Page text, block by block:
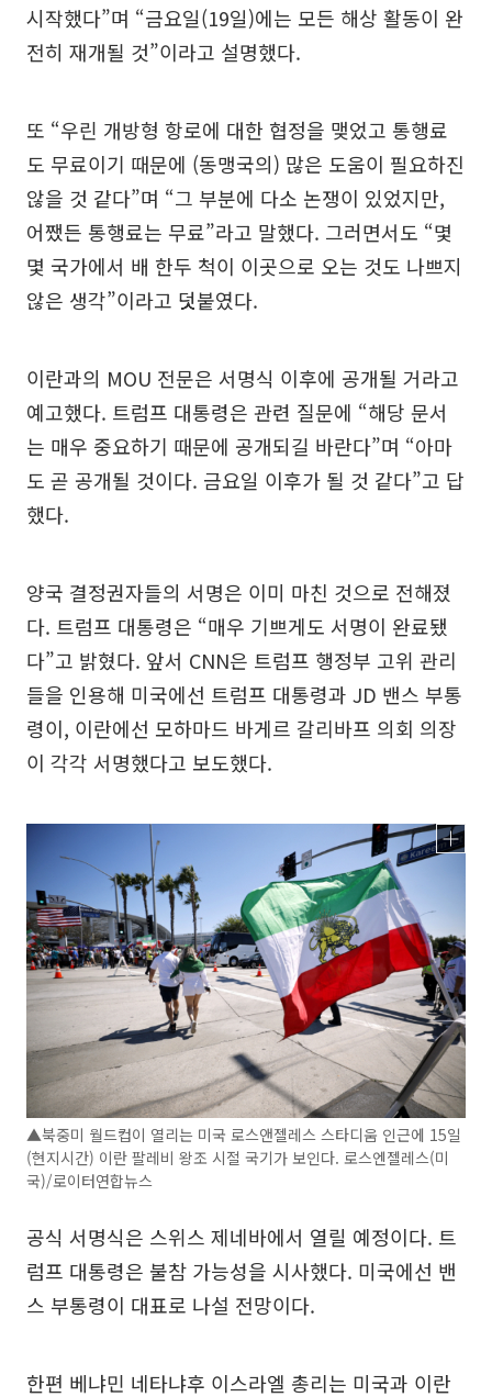
시작했다”며 “금요일(19일)에는 모든 해상 활동이 완
전히 재개될 것”이라고 설명했다.
또 “우린 개방형 항로에 대한 협정을 맺었고 통행료
도 무료이기 때문에 (동맹국의) 많은 도움이 필요하진
않을 것 같다”며 “그 부분에 다소 논쟁이 있었지만,
어쨌든 통행료는 무료”라고 말했다. 그러면서도 “몇
몇 국가에서 배 한두 척이 이곳으로 오는 것도 나쁘지
않은 생각”이라고 덧붙였다.
이란과의 MOU 전문은 서명식 이후에 공개될 거라고
예고했다. 트럼프 대통령은 관련 질문에 “해당 문서
는 매우 중요하기 때문에 공개되길 바란다”며 “아마
도 곧 공개될 것이다. 금요일 이후가 될 것 같다”고 답
했다.
양국 결정권자들의 서명은 이미 마친 것으로 전해졌
다. 트럼프 대통령은 “매우 기쁘게도 서명이 완료됐
다”고 밝혔다. 앞서 CNN은 트럼프 행정부 고위 관리
들을 인용해 미국에선 트럼프 대통령과 JD 밴스 부통
령이, 이란에선 모하마드 바게르 갈리바프 의회 의장
이 각각 서명했다고 보도했다.
▲북중미 월드컵이 열리는 미국 로스앤젤레스 스타디움 인근에 15일
(현지시간) 이란 팔레비 왕조 시절 국기가 보인다. 로스엔젤레스(미
국)/로이터연합뉴스
공식 서명식은 스위스 제네바에서 열릴 예정이다. 트
럼프 대통령은 불참 가능성을 시사했다. 미국에선 밴
스 부통령이 대표로 나설 전망이다.
한편 베냐민 네타냐후 이스라엘 총리는 미국과 이란